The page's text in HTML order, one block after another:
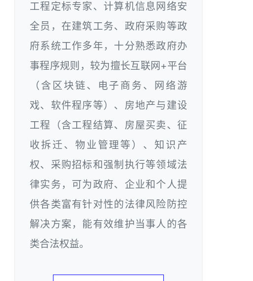
工程定标专家、计算机信息网络安
全员，在建筑工务、政府采购等政
府系统工作多年，十分熟悉政府办
事程序规则，较为擅长互联网+平台
（含区块链、电子商务、网络游
戏、软件程序等）、房地产与建设
工程（含工程结算、房屋买卖、征
收拆迁、物业管理等）、知识产
权、采购招标和强制执行等领域法
律实务，可为政府、企业和个人提
供各类富有针对性的法律风险防控
解决方案，能有效维护当事人的各
类合法权益。